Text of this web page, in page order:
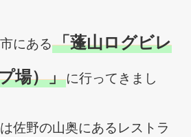
にある「蓬山ログビレ
場）」に行ってきまし
佐野の山奥にあるレストラ